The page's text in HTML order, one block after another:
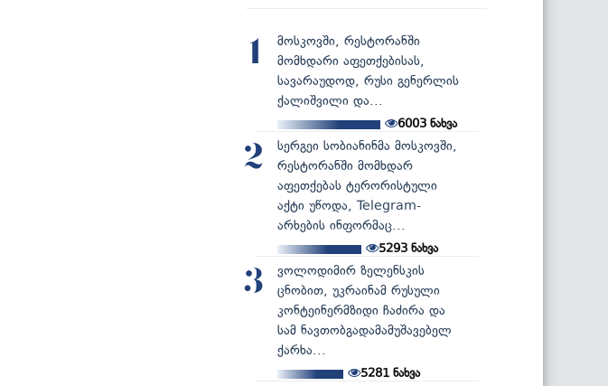
1
მოსკოვში, რესტორანში
მომხდარი აფეთქებისას,
სავარაუდოდ, რუსი გენერლის
ქალიშვილი და...
6003 ნახვა
2
სერგეი სობიანინმა მოსკოვში,
რესტორანში მომხდარ
აფეთქებას ტერორისტული
აქტი უწოდა, Telegram-
არხების ინფორმაც...
5293 ნახვა
3
ვოლოდიმირ ზელენსკის
ცნობით, უკრაინამ რუსული
კონტეინერმზიდი ჩაძირა და
სამ ნავთობგადამამუშავებელ
ქარხა...
5281ნახვა